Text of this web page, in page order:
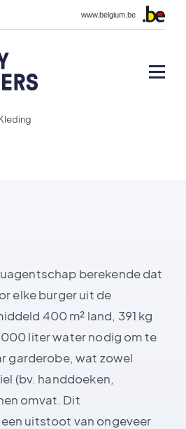
www.belgium.be
berekende dat
elke burger uit de
400 m² land, 391 kg
liter water nodig om te
garderobe, wat zowel
(bv. handdoeken,
omvat. Dit
uitstoot van ongeveer